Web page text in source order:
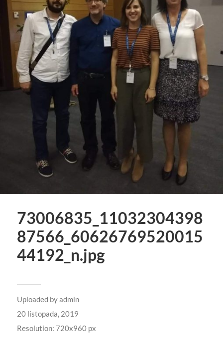
73006835_11032304398
87566_60626769520015
44192_n.jpg
Uploaded byadmin
20 listopada, 2019
Resolution: 720x960 px